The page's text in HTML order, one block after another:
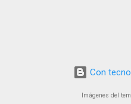
los comienzos de la
quedados estancados en
de la persona a la que se
sexual, política, ideológica,
Con
Imágenes del